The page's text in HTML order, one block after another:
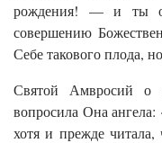
рождения! — и ты
совершению
Себе такового плода,
Святой Амвросий о
вопросила Она
хотя и прежде